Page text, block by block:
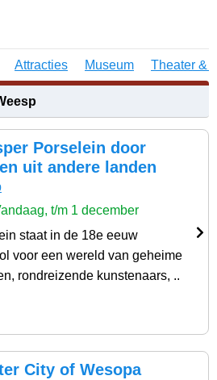
Attracties Museum Theater &
Porselein door
uit andere landen
t/m 1 december
staat in de 18e eeuw
voor een wereld van geheime
rondreizende kunstenaars, ..
City of Wesopa